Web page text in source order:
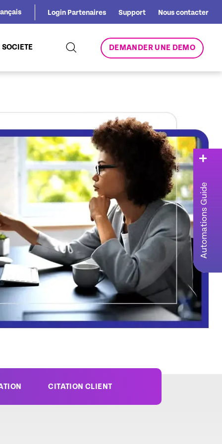
Login Partenaires Support Nous contacter
SOCIETE DEMANDER UNE DEMO
CITATION CLIENT
Automations Guide